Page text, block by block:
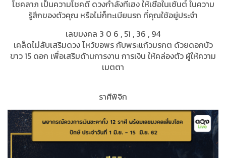
โชคลาภ เป็นความโชคดี ดวงกำลังที่เฮง ให้เชื่อในเซ้นต์ ในความ
รู้สึกของตัวคุณ หรือไม่ก็ทะเบียนรถ ที่คุณใช้อยู่ประจำ
เลขมงคล 3 0 6 , 51 , 36 , 94
เคล็ดไม่ลับเสริมดวง ไหว้ขอพร กับพระแก้วมรกต ด้วยดอกบัว
ขาว 15 ดอก เพื่อเสริมด้านการงาน การเงิน ให้คล่องตัว ผู้ให้ความ
เมตตา
ราศีพิจิก